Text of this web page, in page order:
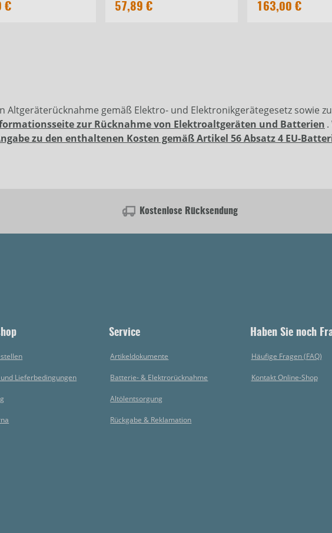
€ 57,89 € 163,00 €
Altgeräterücknahme gemäß Elektro- und Elektronikgerätegesetz sowie
zur Rücknahme von Elektroaltgeräten und Batterien
zu den enthaltenen Kosten gemäß Artikel 56 Absatz 4 EU-
Kostenlose Rücksendung
Lieferbedingungen
Service
Artikeldokumente
Batterie- & Elektrorücknahme
Altölentsorgung
Rückgabe & Reklamation
Haben Sie noch
Häufige Fragen (FAQ)
Kontakt Online-Shop